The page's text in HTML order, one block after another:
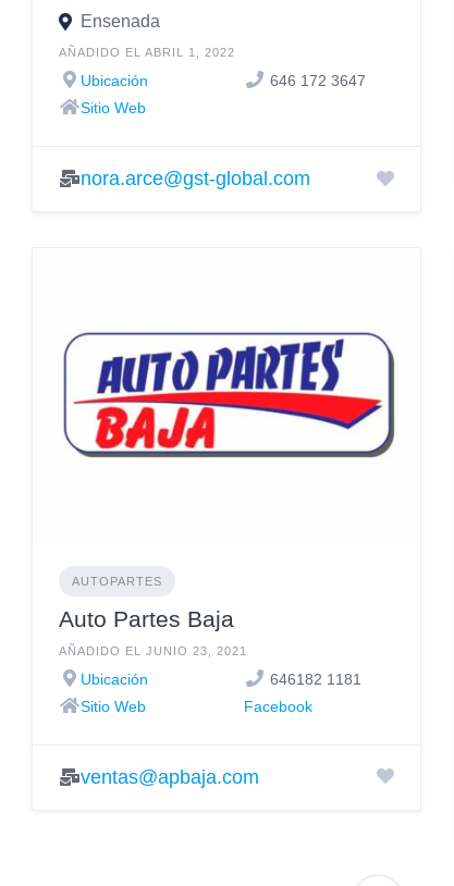
Ensenada
AÑADIDO EL ABRIL 1, 2022
Ubicación
646 172 3647
Sitio Web
nora.arce@gst-global.com
AUTOPARTES
Auto Partes Baja
AÑADIDO EL JUNIO 23, 2021
Ubicación
646182 1181
Sitio Web
Facebook
ventas@apbaja.com